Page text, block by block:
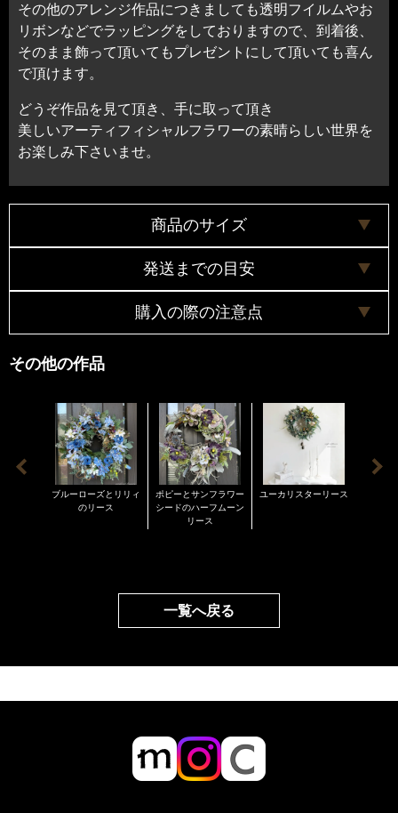
商品のサイズ
発送までの目安
購入の際の注意点
奥行約17センチ
※配送料について
原則的にお客様のご都合による返品・キャンセルはお
受けできかねます。 商品ならび発送については細心の
注意を払っておりますが、万一、破損等があった場合
は商品到着後３日以内にご連絡お願い致します。
商品は全て手作りで作成していますので、お花の配置
す。了承の程宜しくお願い致します。
アーティフィシャルフラワーの特徴としてお花が取れ
る場合がございます。その時はお手持ちのボンドなど
でお取り付けください。
また、非常に長く楽しんで頂けるのがアーティフィシ
ャルフラワーの利点ではありますが、紫外線の多い陽
の当たる場所に長期間置かれますと紫外線により色褪
などご注意ください。このような場合の返品交換など
はお受けできません事をご承知ください。 また、ペッ
その他のアレンジ作品につきましても透明フイルムやお
リボンなどでラッピングをしておりますので、到着後、
そのまま飾って頂いてもプレゼントにして頂いても喜ん
で頂けます。
どうぞ作品を見て頂き、手に取って頂き
美しいアーティフィシャルフラワーの素晴らしい世界を
お楽しみ下さいませ。
その他の作品
ブルーローズとリリィ
のリース
ポピーとサンフラワー
シードのハーフムーン
リース
ユーカリスターリース
一覧へ戻る